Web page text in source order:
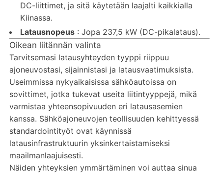
DC-liittimet, ja sitä käytetään laajalti kaikkialla
Kiinassa.
Latausnopeus: Jopa 237,5 kW (DC-pikalataus).
Oikean liitännän valinta
Tarvitsemasi latausyhteyden tyyppi riippuu
ajoneuvostasi, sijainnistasi ja latausvaatimuksista.
Useimmissa nykyaikaisissa sähköautoissa on
sovittimet, jotka tukevat useita liitintyyppejä, mikä
varmistaa yhteensopivuuden eri latausasemien
kanssa. Sähköajoneuvojen teollisuuden kehittyessä
standardointityöt ovat käynnissä
latausinfrastruktuurin yksinkertaistamiseksi
maailmanlaajuisesti.
Näiden yhteyksien ymmärtäminen voi auttaa sinua